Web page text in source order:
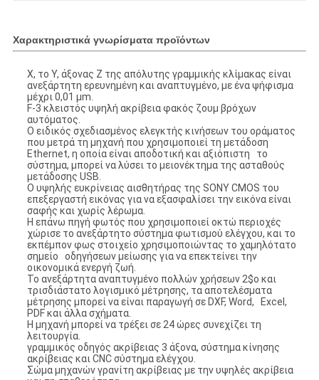
Χαρακτηριστικά γνωρίσματα προϊόντων
Χ, το Υ, άξονας Ζ της απόλυτης γραμμικής κλίμακας είναι
ανεξάρτητη ερευνημένη και αναπτυγμένο, με ένα ψήφισμα
μέχρι 0,01 μm.
F-3 κλειστός υψηλή ακρίβεια φακός ζουμ βρόχων
αυτόματος.
Ο ειδικός σχεδιασμένος ελεγκτής κινήσεων του οράματος
που μετρά τη μηχανή που χρησιμοποιεί τη μετάδοση
Ethernet, η οποία είναι αποδοτική και αξιόπιστη το
σύστημα, μπορεί να λύσει το μειονέκτημα της ασταθούς
μετάδοσης USB.
Ο υψηλής ευκρίνειας αισθητήρας της SONY CMOS του
επεξεργαστή εικόνας για να εξασφαλίσει την εικόνα είναι
σαφής και χωρίς λέρωμα.
Η επάνω πηγή φωτός που χρησιμοποιεί οκτώ περιοχές
χώρισε το ανεξάρτητο σύστημα φωτισμού ελέγχου, και το
εκπέμπον φως στοιχείο χρησιμοποιώντας το χαμηλότατο
σημείο οδηγήσεων μείωσης για να επεκτείνει την
οικονομικά ενεργή ζωή.
Το ανεξάρτητα αναπτυγμένο πολλών χρήσεων 2$ο και
τρισδιάστατο λογισμικό μέτρησης, τα αποτελέσματα
μέτρησης μπορεί να είναι παραγωγή σε DXF, Word, Excel,
PDF και άλλα σχήματα.
Η μηχανή μπορεί να τρέξει σε 24 ώρες συνεχίζει τη
λειτουργία.
γραμμικός οδηγός ακρίβειας 3 άξονα, σύστημα κίνησης
ακρίβειας και CNC σύστημα ελέγχου.
Σώμα μηχανών γρανίτη ακρίβειας με την υψηλές ακρίβεια